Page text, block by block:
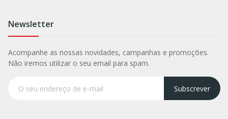
Newsletter
Acompanhe as nossas novidades, campanhas e promoções.
Não iremos utilizar o seu email para spam.
Subscrever